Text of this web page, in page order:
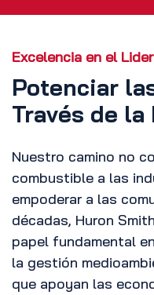
Excelencia en el
Potenciar
Través de la
Nuestro camino no
combustible a las
empoderar a las
décadas, Huron
papel fundamental
la gestión
que apoyan las